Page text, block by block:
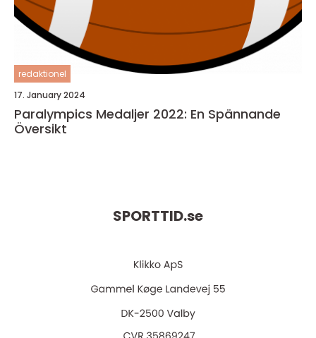
redaktionel
17. January 2024
Paralympics Medaljer 2022: En Spännande
Översikt
SPORTTID.se